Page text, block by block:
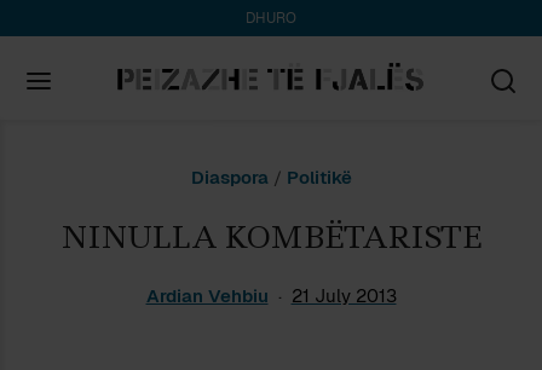
DHURO
Diaspora/ Politikë
NINULLA KOMBËTARISTE
Ardian Vehbiu 21 July 2013